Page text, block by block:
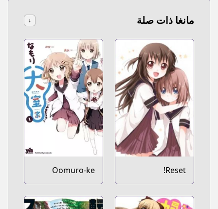
مانغا ذات صلة ↓
Reset!
Oomuro-ke